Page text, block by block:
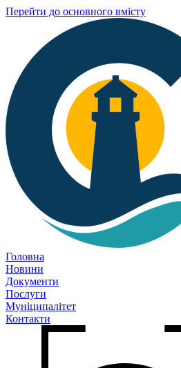
Перейти до основного вмісту
Головна
Новини
Документи
Послуги
Муніципалітет
Контакти